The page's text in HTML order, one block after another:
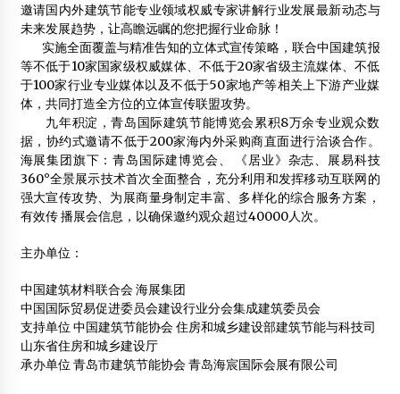
邀请国内外建筑节能专业领域权威专家讲解行业发展最新动态与
未来发展趋势，让高瞻远瞩的您把握行业命脉！
实施全面覆盖与精准告知的立体式宣传策略，联合中国建筑报
等不低于10家国家级权威媒体、不低于20家省级主流媒体、不低
于100家行业专业媒体以及不低于50家地产等相关上下游产业媒
体，共同打造全方位的立体宣传联盟攻势。
九年积淀，青岛国际建筑节能博览会累积8万余专业观众数
据，协约式邀请不低于200家海内外采购商直面进行洽谈合作。
海展集团旗下：青岛国际建博览会、 《居业》杂志、展易科技
360°全景展示技术首次全面整合，充分利用和发挥移动互联网的
强大宣传攻势、为展商量身制定丰富、多样化的综合服务方案，
有效传 播展会信息，以确保邀约观众超过40000人次。
主办单位：
中国建筑材料联合会 海展集团
中国国际贸易促进委员会建设行业分会集成建筑委员会
支持单位 中国建筑节能协会 住房和城乡建设部建筑节能与科技司
山东省住房和城乡建设厅
承办单位 青岛市建筑节能协会 青岛海宸国际会展有限公司